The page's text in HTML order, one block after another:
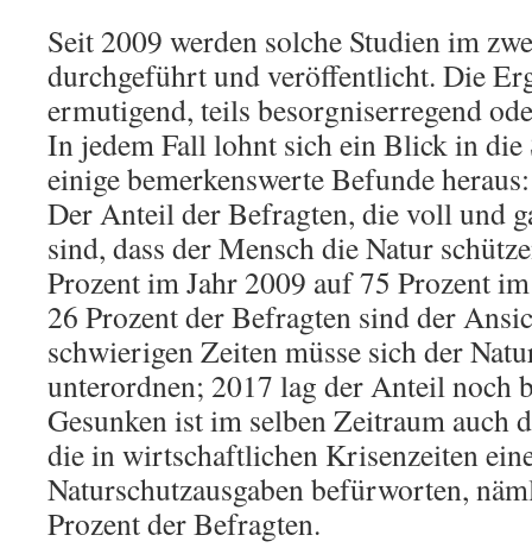
Seit 2009 werden solche Studien im
durchgeführt und veröffentlicht. Die
ermutigend, teils besorgniserregend
In jedem Fall lohnt sich ein Blick in
einige bemerkenswerte Befunde heraus:
Der Anteil der Befragten, die voll und
sind, dass der Mensch die Natur
Prozent im Jahr 2009 auf 75 Prozent
26 Prozent der Befragten sind der
schwierigen Zeiten müsse sich der
unterordnen; 2017 lag der Anteil noch
Gesunken ist im selben Zeitraum auch
die in wirtschaftlichen Krisenzeiten
Naturschutzausgaben befürworten,
Prozent der Befragten.